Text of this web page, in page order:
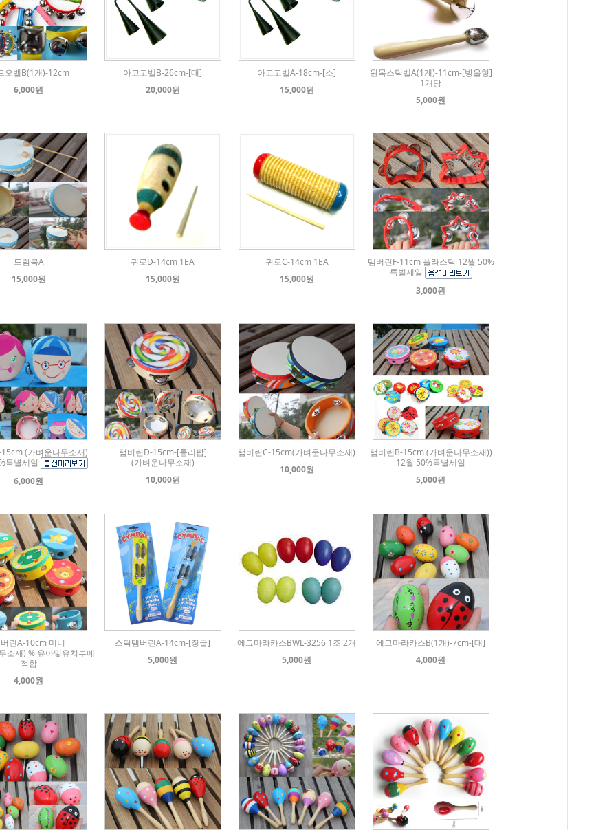
오벨B(1개)-12cm
6,000원
아고고벨B-26cm-[대]
20,000원
아고고벨A-18cm-[소]
15,000원
원목스틱벨A(1개)-11cm-[방울형]
1개당
5,000원
드럼북A
15,000원
귀로D-14cm 1EA
15,000원
귀로C-14cm 1EA
15,000원
탬버린F-11cm 플라스틱 12월 50%
특별세일
3,000원
(가벼운나무소재)
특별세일
6,000원
탬버린D-15cm-[롤리팝]
(가벼운나무소재)
10,000원
탬버린C-15cm(가벼운나무소재)
10,000원
탬버린B-15cm (가벼운나무소재))
12월 50%특별세일
5,000원
린A-10cm 미니
소재) % 유아및유치부에
적합
4,000원
스틱탬버린A-14cm-[징글]
5,000원
에그마라카스BWL-3256 1조 2개
5,000원
에그마라카스B(1개)-7cm-[대]
4,000원